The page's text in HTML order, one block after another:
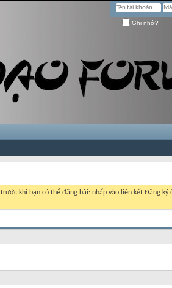
Ghi nhớ?
trước khi bạn có thể đăng bài: nhấp vào liên kết Đăng